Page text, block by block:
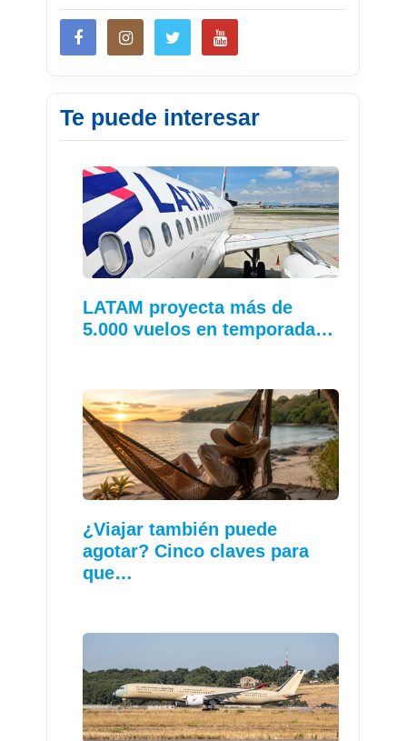
Te puede interesar
LATAM proyecta más de
5.000 vuelos en temporada…
¿Viajar también puede
agotar? Cinco claves para
que…